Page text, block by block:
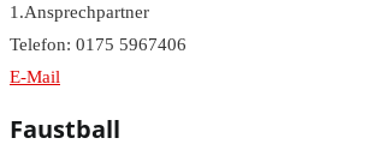
1.Ansprechpartner
Telefon: 0175 5967406
E-Mail
Faustball